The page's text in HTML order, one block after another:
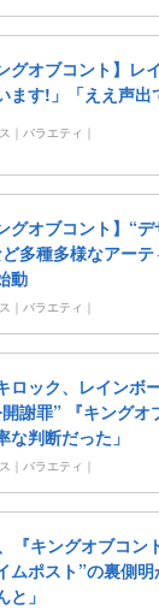
グオブコント】レ
ます!」「ええ声出
｜バラエティ｜
グオブコント】“
ど多種多様なアー
動
｜バラエティ｜
ロック、レインボ
謝罪” 『キングオ
な判断だった」
｜バラエティ｜
『キングオブコン
ムポスト”の裏側
と」